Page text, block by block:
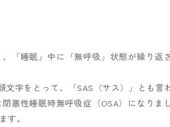
「睡眠」中に「無呼吸」状態が繰り返
字をとって、「SAS（サス）」とも言
塞性睡眠時無呼吸症（OSA）になりま
す。